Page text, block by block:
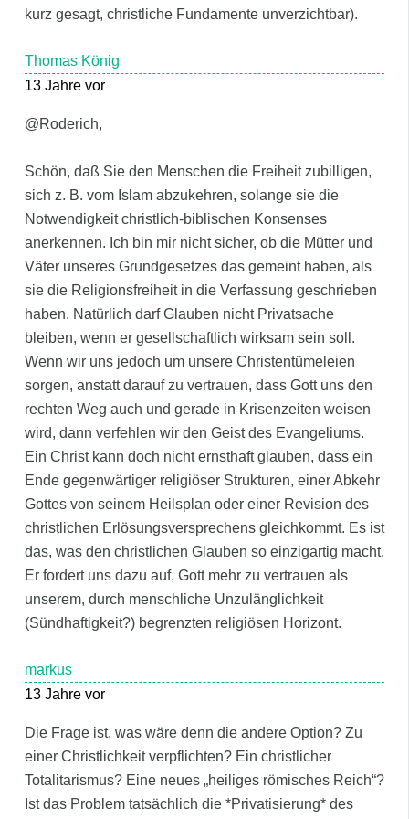
kurz gesagt, christliche Fundamente unverzichtbar).
Thomas König
13 Jahre vor
@Roderich,
Schön, daß Sie den Menschen die Freiheit zubilligen,
sich z. B. vom Islam abzukehren, solange sie die
Notwendigkeit christlich-biblischen Konsenses
anerkennen. Ich bin mir nicht sicher, ob die Mütter und
Väter unseres Grundgesetzes das gemeint haben, als
sie die Religionsfreiheit in die Verfassung geschrieben
haben. Natürlich darf Glauben nicht Privatsache
bleiben, wenn er gesellschaftlich wirksam sein soll.
Wenn wir uns jedoch um unsere Christentümeleien
sorgen, anstatt darauf zu vertrauen, dass Gott uns den
rechten Weg auch und gerade in Krisenzeiten weisen
wird, dann verfehlen wir den Geist des Evangeliums.
Ein Christ kann doch nicht ernsthaft glauben, dass ein
Ende gegenwärtiger religiöser Strukturen, einer Abkehr
Gottes von seinem Heilsplan oder einer Revision des
christlichen Erlösungsversprechens gleichkommt. Es ist
das, was den christlichen Glauben so einzigartig macht.
Er fordert uns dazu auf, Gott mehr zu vertrauen als
unserem, durch menschliche Unzulänglichkeit
(Sündhaftigkeit?) begrenzten religiösen Horizont.
markus
13 Jahre vor
Die Frage ist, was wäre denn die andere Option? Zu
einer Christlichkeit verpflichten? Ein christlicher
Totalitarismus? Eine neues „heiliges römisches Reich“?
Ist das Problem tatsächlich die *Privatisierung* des